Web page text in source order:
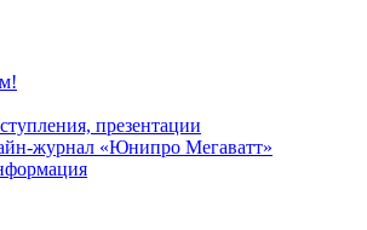
презентации
журнал «Юнипро Мегаватт»